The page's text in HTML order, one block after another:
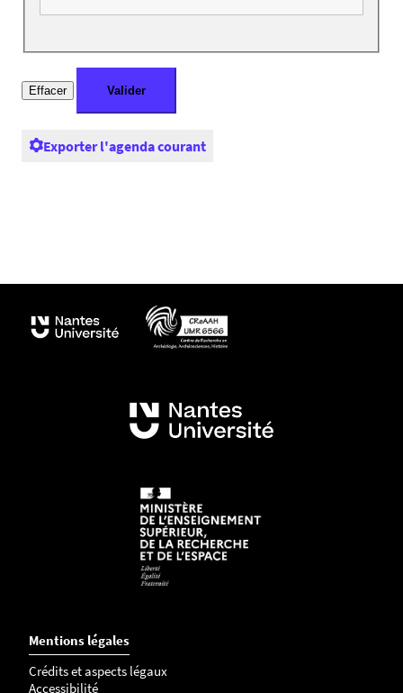
Exporter l'agenda courant
Mentions légales
Crédits et aspects légaux
Accessibilité